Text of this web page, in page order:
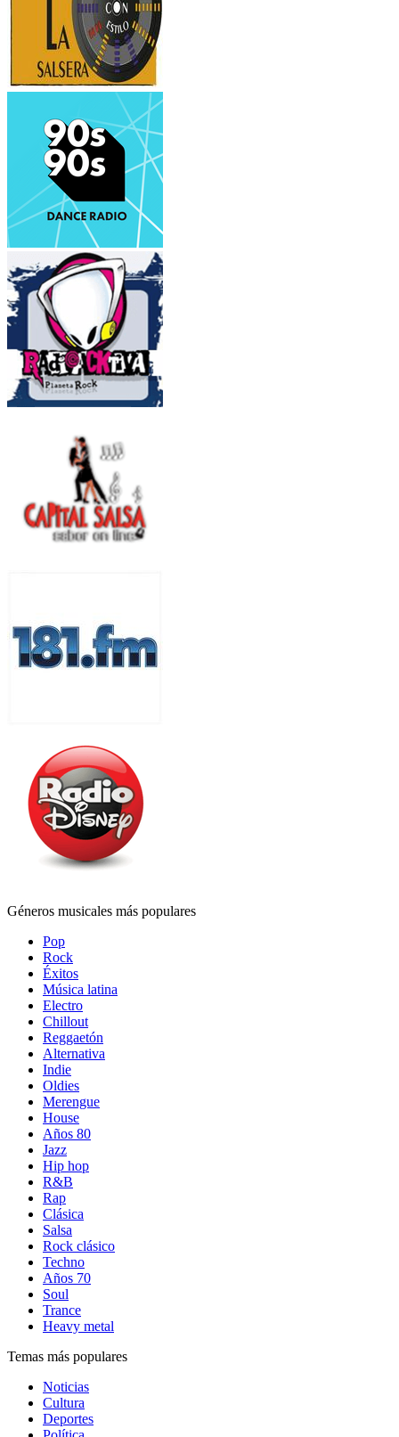
Géneros musicales más populares
Pop
Rock
Éxitos
Música latina
Electro
Chillout
Reggaetón
Alternativa
Indie
Oldies
Merengue
House
Años 80
Jazz
Hip hop
R&B
Rap
Clásica
Salsa
Rock clásico
Techno
Años 70
Soul
Trance
Heavy metal
Temas más populares
Noticias
Cultura
Deportes